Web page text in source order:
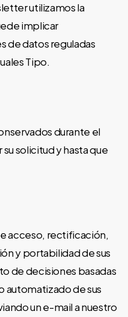
utilizamos la
implicar
de datos reguladas
Tipo.
durante el
solicitud y hasta que
acceso, rectificación,
y portabilidad de sus
de decisiones basadas
automatizado de sus
un e-mail a nuestro